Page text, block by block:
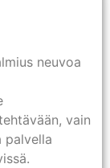
neuvoa
vain
palvella